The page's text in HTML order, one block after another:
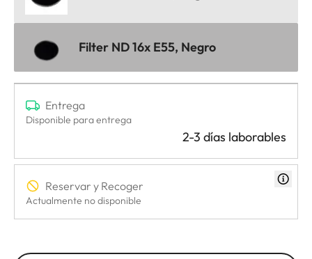
Filter ND 16x E55, Negro
Entrega
Disponible para entrega
2-3 días laborables
Reservar y Recoger
Actualmente no disponible